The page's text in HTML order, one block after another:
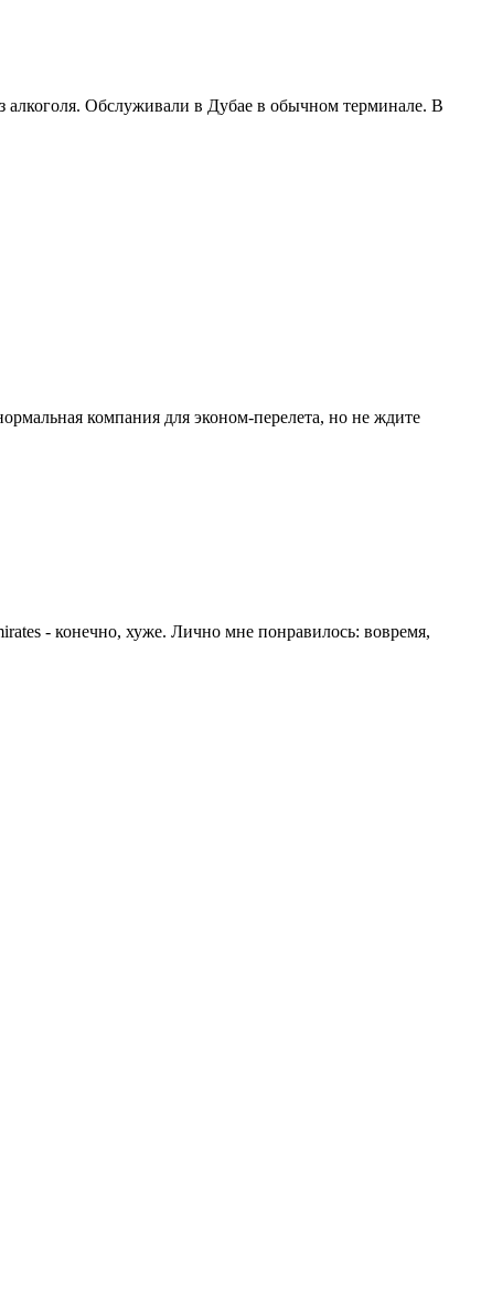
Обслуживали в Дубае в обычном терминале. В
компания для эконом-перелета, но не ждите
- конечно, хуже. Лично мне понравилось: вовремя,